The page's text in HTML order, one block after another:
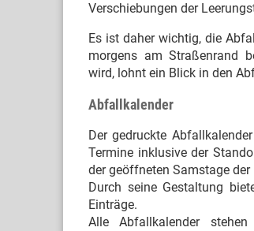
Verschiebungen der
Es ist daher wichtig, die
morgens am Straßenrand
wird, lohnt ein Blick in den
Abfallkalender
Der gedruckte
Termine inklusive der
der geöffneten Samstage der
Durch seine Gestaltung
Einträge.
Alle Abfallkalender